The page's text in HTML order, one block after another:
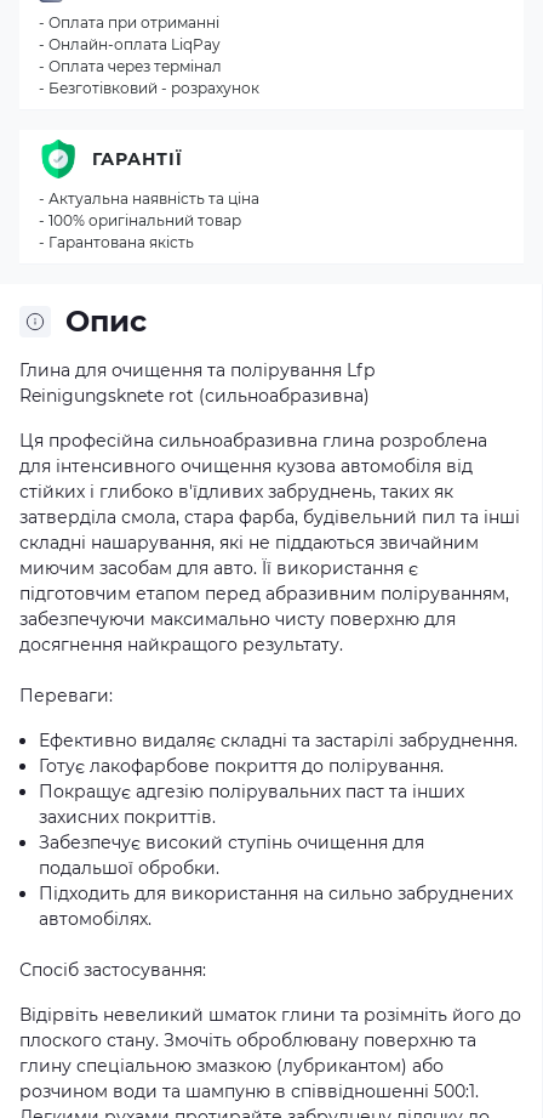
Опис
Глина для очищення та полірування Lfp
Reinigungsknete rot (сильноабразивна)
Ця професійна сильноабразивна глина розроблена
для інтенсивного очищення кузова автомобіля від
стійких і глибоко в'їдливих забруднень, таких як
затверділа смола, стара фарба, будівельний пил та інші
складні нашарування, які не піддаються звичайним
миючим засобам для авто. Її використання є
підготовчим етапом перед абразивним поліруванням,
забезпечуючи максимально чисту поверхню для
досягнення найкращого результату.
Переваги:
Ефективно видаляє складні та застарілі забруднення.
Готує лакофарбове покриття до полірування.
Покращує адгезію полірувальних паст та інших
захисних покриттів.
Забезпечує високий ступінь очищення для
подальшої обробки.
Підходить для використання на сильно забруднених
автомобілях.
Спосіб застосування:
Відірвіть невеликий шматок глини та розімніть його до
плоского стану. Змочіть оброблювану поверхню та
глину спеціальною змазкою (лубрикантом) або
розчином води та шампуню в співвідношенні 500:1.
- Оплата при отриманні
- Онлайн-оплата LiqPay
- Оплата через термінал
- Безготівковий - розрахунок
ГАРАНТІЇ
- Актуальна наявність та ціна
- 100% оригінальний товар
- Гарантована якість